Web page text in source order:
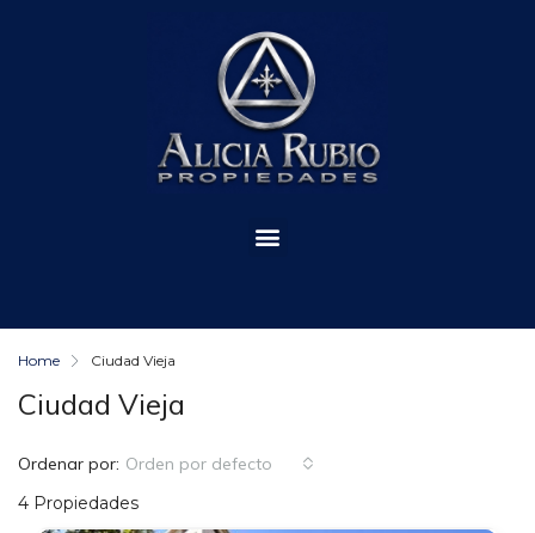
Home Ciudad Vieja
Ciudad Vieja
4 Propiedades
Ordenar por: Orden por defecto